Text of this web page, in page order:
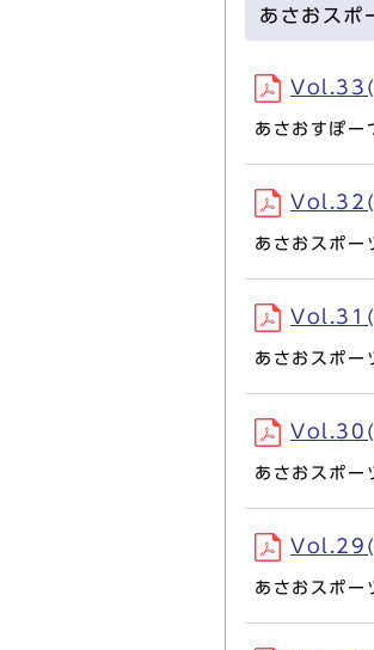
あさおスポ
あさおすぽー
あさおスポー
あさおスポー
あさおスポー
あさおスポー